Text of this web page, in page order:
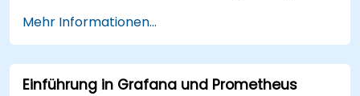
zu konfigurieren.
Einfache Dashboards sowie
Benachrichtigungen zur Visualisierung der
Systemleistung zu erstellen.
Mehr Informationen...
Einführung in Grafana und Prometheus